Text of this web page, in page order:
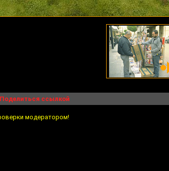
Поделиться ссылкой
модератором!